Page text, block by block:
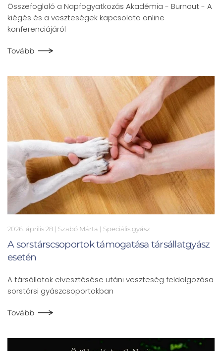
Összefoglaló a Napfogyatkozás Akadémia - Burnout - A
kiégés és a veszteségek kapcsolata online
konferenciájáról
Tovább
2026. április 28 | Szabó Márta | Speciális gyász
A sorstárscsoportok támogatása társállatgyász
esetén
A társállatok elvesztésése utáni veszteség feldolgozása
sorstársi gyászcsoportokban
Tovább